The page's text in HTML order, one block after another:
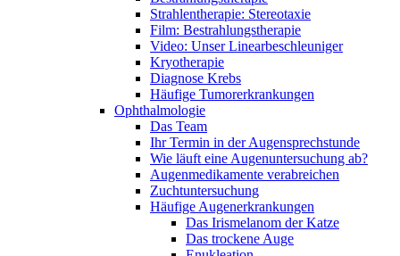
Strahlentherapie: Stereotaxie
Film: Bestrahlungstherapie
Video: Unser Linearbeschleuniger
Kryotherapie
Diagnose Krebs
Häufige Tumorerkrankungen
Ophthalmologie
Das Team
Ihr Termin in der Augensprechstunde
Wie läuft eine Augenuntersuchung ab?
Augenmedikamente verabreichen
Zuchtuntersuchung
Häufige Augenerkrankungen
Das Irismelanom der Katze
Das trockene Auge